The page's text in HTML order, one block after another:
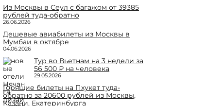
Из Москвы в Сеул с багажом от 39385
рублей туда-обратно
26.06.2026
Дешевые авиабилеты из Москвы в
Мумбаи в октябре
04.06.2026
Тур во Вьетнам на 3 недели за
56 500 ₽ на человека
29.05.2026
Горящие билеты на Пхукет туда-
обратно за 20600 рублей из Москвы,
Казани, Екатеринбурга